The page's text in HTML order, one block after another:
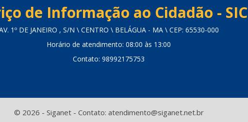
de Informação ao Cidadão - SIC
1º DE JANEIRO , S/N \ CENTRO \ BELÁGUA - MA \ CEP: 65530-000
Horário de atendimento: 08:00 às 13:00
Contato: 98992175753
© 2026 - Siganet - Contato: atendimento@siganet.net.br